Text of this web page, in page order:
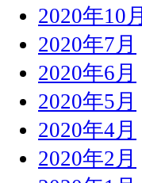
2020年10月
2020年7月
2020年6月
2020年5月
2020年4月
2020年2月